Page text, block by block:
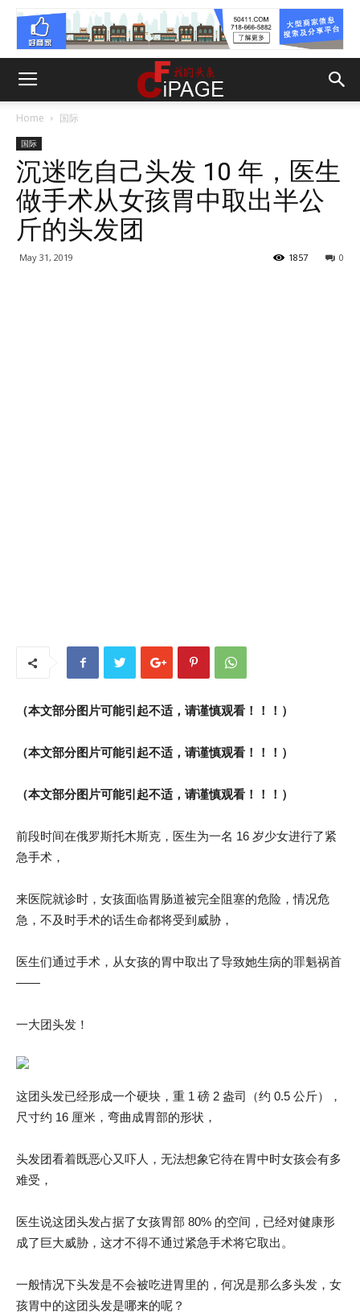
Home 国际
国际
沉迷吃自己头发 10 年，医生
做手术从女孩胃中取出半公
斤的头发团
May 31, 2019 0
1857
（本文部分图片可能引起不适，请谨慎观看！！！）
（本文部分图片可能引起不适，请谨慎观看！！！）
（本文部分图片可能引起不适，请谨慎观看！！！）
前段时间在俄罗斯托木斯克，医生为一名 16 岁少女进行了紧
急手术，
来医院就诊时，女孩面临胃肠道被完全阻塞的危险，情况危
急，不及时手术的话生命都将受到威胁，
医生们通过手术，从女孩的胃中取出了导致她生病的罪魁祸首
——
一大团头发！
这团头发已经形成一个硬块，重 1 磅 2 盎司（约 0.5 公斤），
尺寸约 16 厘米，弯曲成胃部的形状，
头发团看着既恶心又吓人，无法想象它待在胃中时女孩会有多
难受，
医生说这团头发占据了女孩胃部 80% 的空间，已经对健康形
成了巨大威胁，这才不得不通过紧急手术将它取出。
一般情况下头发是不会被吃进胃里的，何况是那么多头发，女
孩胃中的这团头发是哪来的呢？